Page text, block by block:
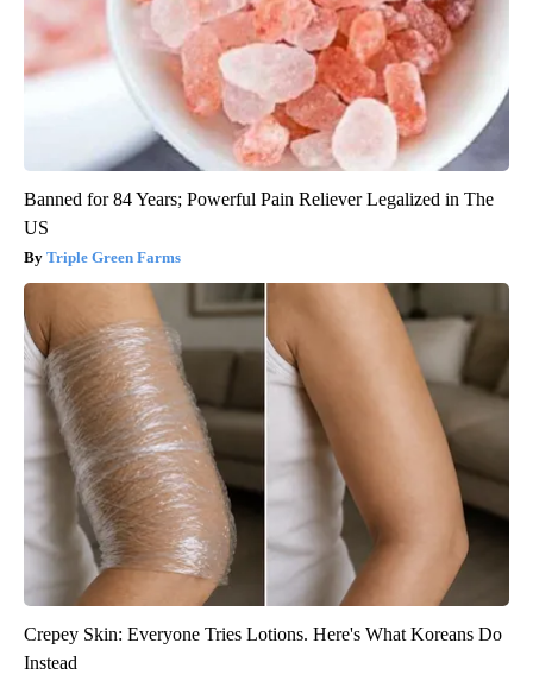
Banned for 84 Years; Powerful Pain Reliever Legalized in The
US
Triple Green Farms
Crepey Skin: Everyone Tries Lotions. Here's What Koreans Do
Instead